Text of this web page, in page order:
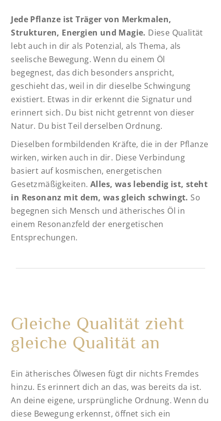
Jede Pflanze ist Träger von Merkmalen,
Strukturen, Energien und Magie. Diese Qualität
lebt auch in dir als Potenzial, als Thema, als
seelische Bewegung. Wenn du einem Öl
begegnest, das dich besonders anspricht,
geschieht das, weil in dir dieselbe Schwingung
existiert. Etwas in dir erkennt die Signatur und
erinnert sich. Du bist nicht getrennt von dieser
Natur. Du bist Teil derselben Ordnung.
Dieselben formbildenden Kräfte, die in der Pflanze
wirken, wirken auch in dir. Diese Verbindung
basiert auf kosmischen, energetischen
Gesetzmäßigkeiten. Alles, was lebendig ist, steht
in Resonanz mit dem, was gleich schwingt. So
begegnen sich Mensch und ätherisches Öl in
einem Resonanzfeld der energetischen
Entsprechungen.
Gleiche Qualität zieht
gleiche Qualität an
Ein ätherisches Ölwesen fügt dir nichts Fremdes
hinzu. Es erinnert dich an das, was bereits da ist.
An deine eigene, ursprüngliche Ordnung. Wenn du
diese Bewegung erkennst, öffnet sich ein